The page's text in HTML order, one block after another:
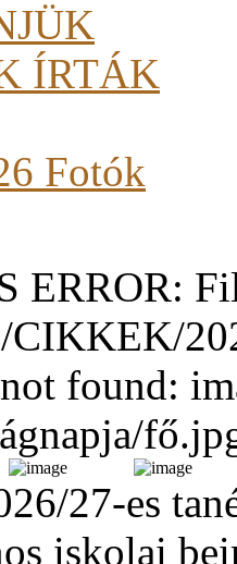
ÍRTÁK
Fotók
ERROR:
CIKKEK/
found:
27-es
iskolai